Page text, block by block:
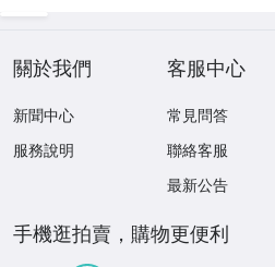
關於我們
新聞中心
服務說明
客服中心
常見問答
聯絡客服
最新公告
手機逛拍賣，購物更便利